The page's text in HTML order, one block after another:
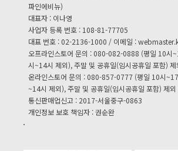
파인에비뉴)
대표자 : 이나영
사업자 등록 번호 : 108-81-77705
대표 번호 : 02-2136-1000 / 이메일 :
오프라인스토어 문의 : 080-082-0888 (평일 10시
시~14시 제외), 주말 및 공휴일(임시공휴일 포함) 제
온라인스토어 문의 : 080-857-0777 (평일 10시
~14시 제외), 주말 및 공휴일(임시공휴일 포함) 제외
통신판매업신고 : 2017-서울중구-0863
개인정보 보호 책임자 : 권순완